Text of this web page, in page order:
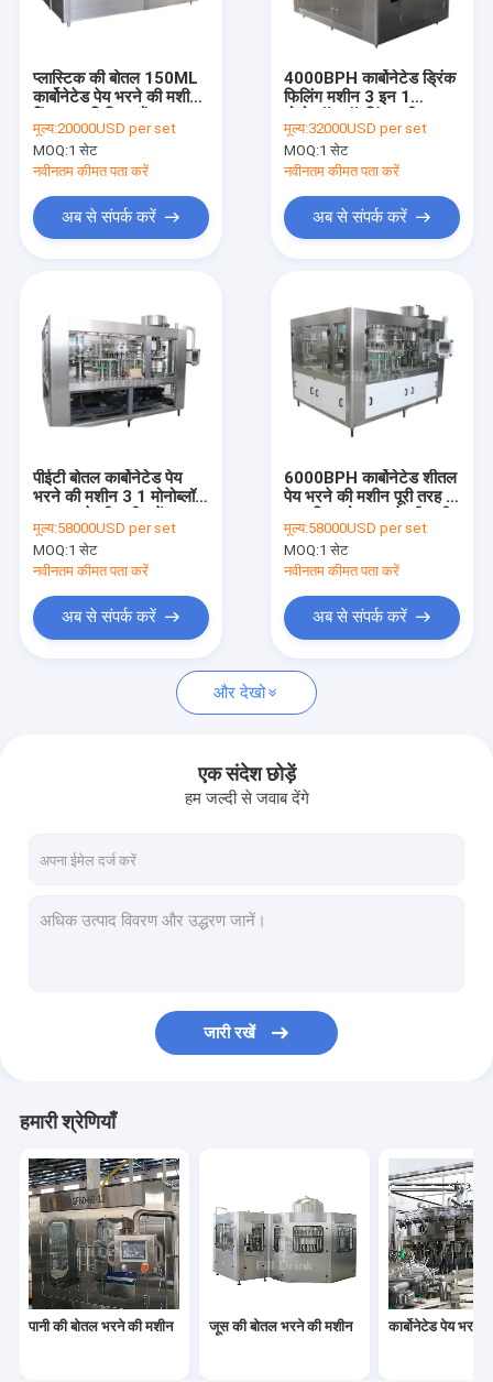
उत्पादों
हमारे बारे में
हमसे संपर्क करें
पानी की बोतल भरने की मशीन
जूस की बोतल भरने की मशीन
कार्बोनेटेड पेय भरने की मशीन
5 गैलन पानी भरने की मशीन
बोतल उड़ाने की मशीन
शीतल पेय उत्पादन लाइन
बोतल छँटाई मशीन
पिस्टन भरने की मशीन
बोतल पैकिंग मशीन
प्लास्टिक की बोतल 150ML
कार्बोनेटेड पेय भरने की मशीन
मूल्य:20000USD per set
MOQ:1 सेट
नवीनतम कीमत पता करें
अब से संपर्क करें
4000BPH कार्बोनेटेड ड्रिंक
फिलिंग मशीन 3 इन 1
सटीक वाल्व
मूल्य:32000USD per set
MOQ:1 सेट
नवीनतम कीमत पता करें
अब से संपर्क करें
पीईटी बोतल कार्बोनेटेड पेय
भरने की मशीन 3 1 मोनोब्लॉक
मूल्य:58000USD per set
MOQ:1 सेट
नवीनतम कीमत पता करें
अब से संपर्क करें
6000BPH कार्बोनेटेड शीतल
पेय भरने की मशीन पूरी तरह से
प्लास्टिक की बोतल
मूल्य:58000USD per set
MOQ:1 सेट
नवीनतम कीमत पता करें
अब से संपर्क करें
और देखो
एक संदेश छोड़ें
हम जल्दी से जवाब देंगे
जारी रखें
हमारी श्रेणियाँ
पानी की बोतल भरने की मशीन जूस की बोतल भरने की मशीन कार्बोनेटेड पेय भरने